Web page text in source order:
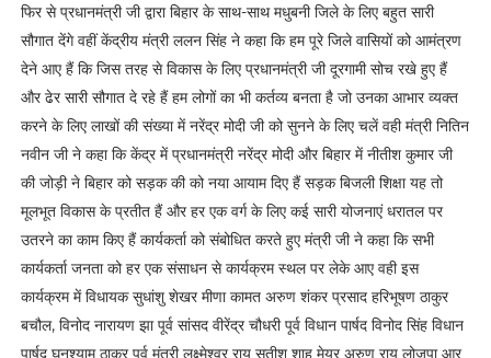
फिर से प्रधानमंत्री जी द्वारा बिहार के साथ-साथ मधुबनी जिले के लिए बहुत सारी
सौगात देंगे वहीं केंद्रीय मंत्री ललन सिंह ने कहा कि हम पूरे जिले वासियों को आमंत्रण
देने आए हैं कि जिस तरह से विकास के लिए प्रधानमंत्री जी दूरगामी सोच रखे हुए हैं
और ढेर सारी सौगात दे रहे हैं हम लोगों का भी कर्तव्य बनता है जो उनका आभार व्यक्त
करने के लिए लाखों की संख्या में नरेंद्र मोदी जी को सुनने के लिए चलें वही मंत्री नितिन
नवीन जी ने कहा कि केंद्र में प्रधानमंत्री नरेंद्र मोदी और बिहार में नीतीश कुमार जी
की जोड़ी ने बिहार को सड़क की को नया आयाम दिए हैं सड़क बिजली शिक्षा यह तो
मूलभूत विकास के प्रतीत हैं और हर एक वर्ग के लिए कई सारी योजनाएं धरातल पर
उतरने का काम किए हैं कार्यकर्ता को संबोधित करते हुए मंत्री जी ने कहा कि सभी
कार्यकर्ता जनता को हर एक संसाधन से कार्यक्रम स्थल पर लेके आए वही इस
कार्यक्रम में विधायक सुधांशु शेखर मीणा कामत अरुण शंकर प्रसाद हरिभूषण ठाकुर
बचौल, विनोद नारायण झा पूर्व सांसद वीरेंद्र चौधरी पूर्व विधान पार्षद विनोद सिंह विधान
पार्षद घनश्याम ठाकुर पूर्व मंत्री लक्ष्मेश्वर राय सतीश शाह मेयर अरुण राय लोजपा आर